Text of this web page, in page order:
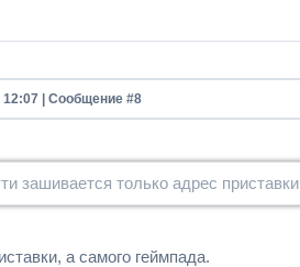
12:07 | Сообщение #8
зашивается только адрес приставки
а самого геймпада.